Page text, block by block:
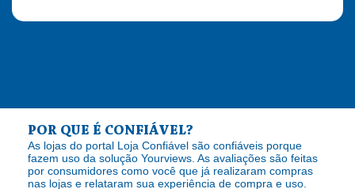
POR QUE É CONFIÁVEL?
As lojas do portal Loja Confiável são confiáveis porque
fazem uso da solução Yourviews. As avaliações são feitas
por consumidores como você que já realizaram compras
nas lojas e relataram sua experiência de compra e uso.